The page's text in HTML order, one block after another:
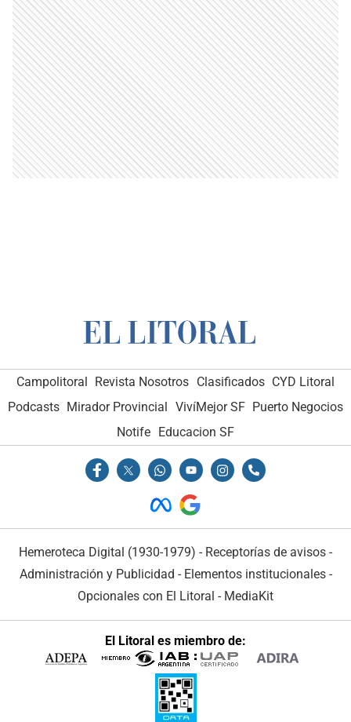
Campolitoral Revista Nosotros Clasificados CYD Litoral
Podcasts Mirador Provincial VivíMejor SF Puerto Negocios
Notife Educacion SF
Hemeroteca Digital (1930-1979) - Receptorías de avisos -
Administración y Publicidad - Elementos institucionales-
Opcionales con El Litoral - MediaKit
El Litoral es miembro de: